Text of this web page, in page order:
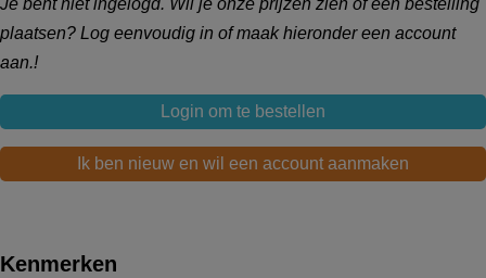
Je bent niet ingelogd. Wil je onze prijzen zien of een bestelling
plaatsen? Log eenvoudig in of maak hieronder een account
aan.!
Login om te bestellen
Ik ben nieuw en wil een account aanmaken
Kenmerken